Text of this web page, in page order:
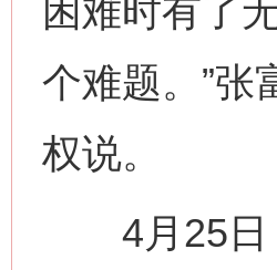
困难时有了
个难题。”张
权说。
4月25日，